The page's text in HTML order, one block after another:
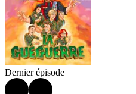
Dernier épisode